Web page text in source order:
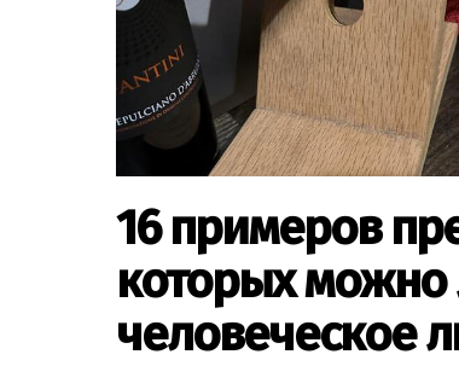
16 примеров
которых можно
человеческое